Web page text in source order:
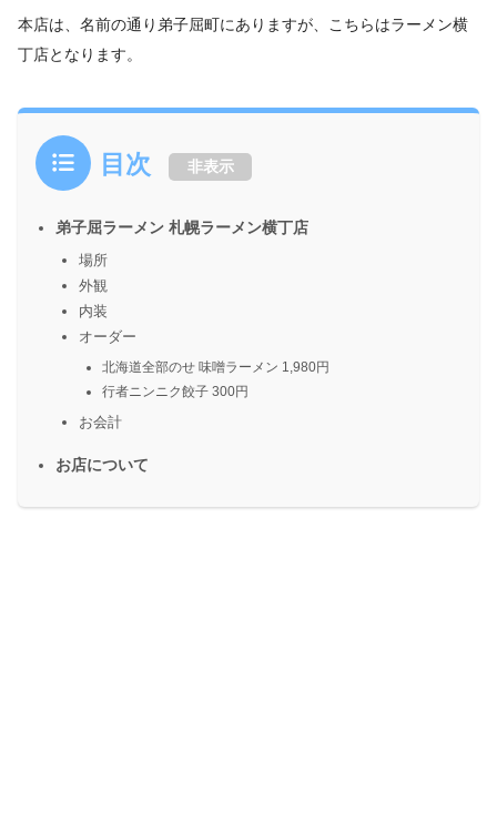
本店は、名前の通り弟子屈町にありますが、こちらはラーメン横
丁店となります。
目次 非表示
弟子屈ラーメン 札幌ラーメン横丁店
場所
外観
内装
オーダー
北海道全部のせ 味噌ラーメン 1,980円
行者ニンニク餃子 300円
お会計
お店について